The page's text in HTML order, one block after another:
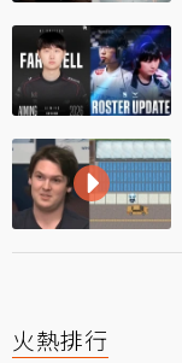
火熱排行